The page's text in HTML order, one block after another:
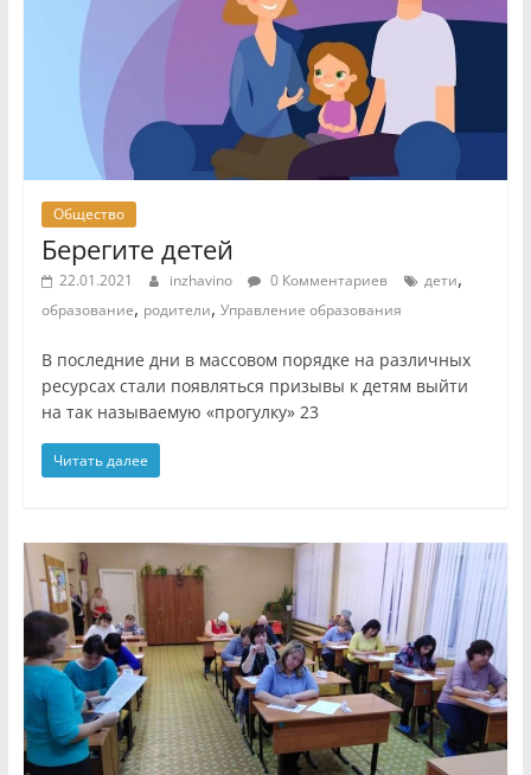
Общество
Берегите детей
22.01.2021 inzhavino 0 Комментариев дети,
образование, родители, Управление образования
В последние дни в массовом порядке на различных
ресурсах стали появляться призывы к детям выйти
на так называемую «прогулку» 23
Читать далее